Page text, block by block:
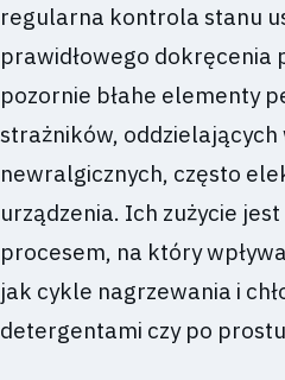
regularna kontrola stanu
prawidłowego dokręcenia
pozornie błahe elementy
strażników,
newralgicznych, często
urządzenia. Ich zużycie
procesem, na który
jak cykle nagrzewania i
detergentami czy po prostu